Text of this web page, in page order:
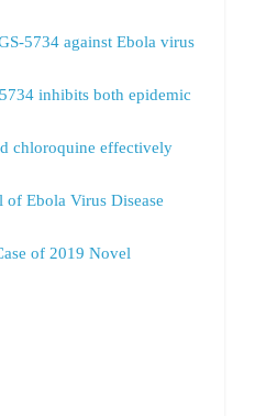
5734 against Ebola virus
inhibits both epidemic
chloroquine effectively
Ebola Virus Disease
of 2019 Novel